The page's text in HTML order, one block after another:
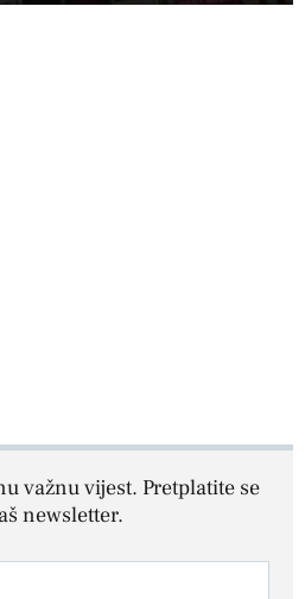
važnu vijest. Pretplatite se
newsletter.